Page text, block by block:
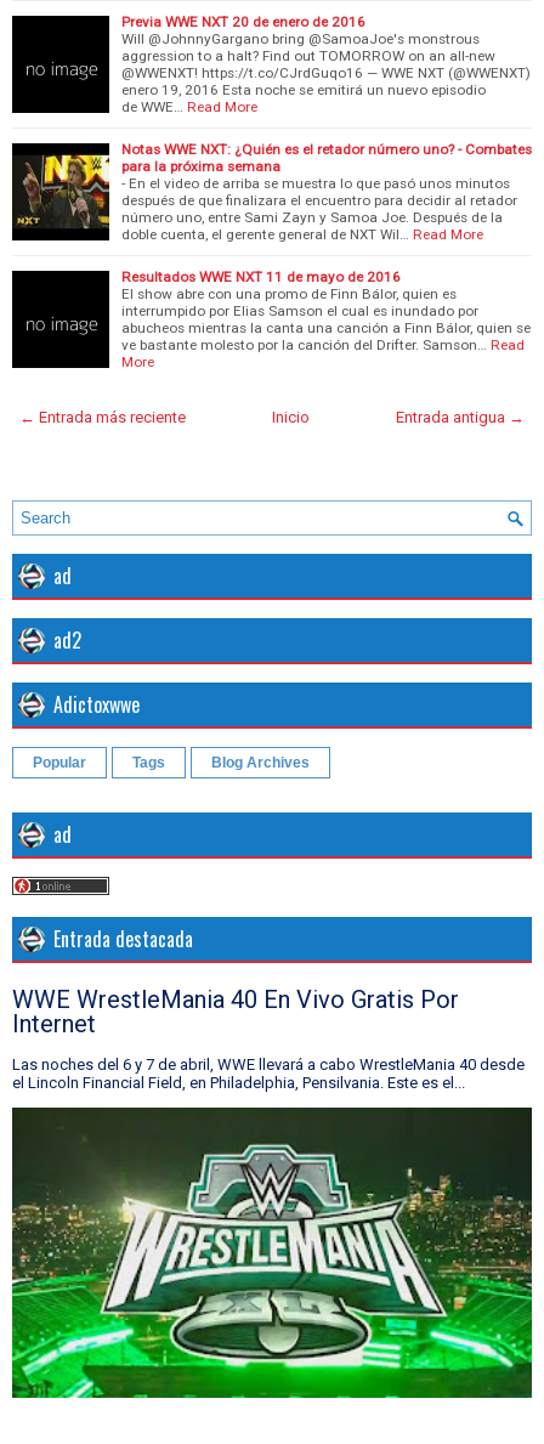
Previa WWE NXT 20 de enero de 2016
Will @JohnnyGargano bring @SamoaJoe's monstrous
aggression to a halt? Find out TOMORROW on an all-new
@WWENXT! https://t.co/CJrdGuqo16 — WWE NXT (@WWENXT)
enero 19, 2016 Esta noche se emitirá un nuevo episodio
de WWE…
Read More
Notas WWE NXT: ¿Quién es el retador número uno? - Combates
para la próxima semana
- En el video de arriba se muestra lo que pasó unos minutos
después de que finalizara el encuentro para decidir al retador
número uno, entre Sami Zayn y Samoa Joe. Después de la
doble cuenta, el gerente general de NXT Wil…
Read More
Resultados WWE NXT 11 de mayo de 2016
El show abre con una promo de Finn Bálor, quien es
interrumpido por Elias Samson el cual es inundado por
abucheos mientras la canta una canción a Finn Bálor, quien se
ve bastante molesto por la canción del Drifter. Samson…
Read
More
← Entrada más reciente Entrada antigua →
Inicio
ad
ad2
Adictoxwwe
Popular Tags Blog Archives
ad
Entrada destacada
WWE WrestleMania 40 En Vivo Gratis Por
Internet
Las noches del 6 y 7 de abril, WWE llevará a cabo WrestleMania 40 desde
el Lincoln Financial Field, en Philadelphia, Pensilvania. Este es el...